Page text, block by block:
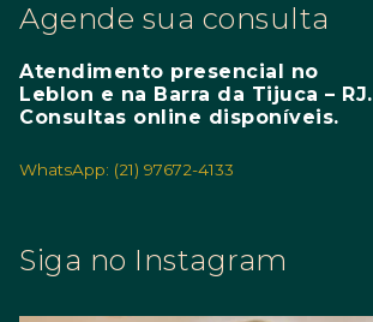
Agende sua consulta
Atendimento presencial no
Leblon e na Barra da Tijuca – RJ.
Consultas online disponíveis.
WhatsApp: (21) 97672-4133
Siga no Instagram